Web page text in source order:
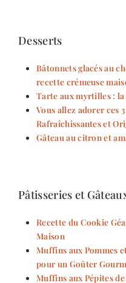
Desserts
Bâtonnets glacés au
recette crémeuse
Tarte aux myrtilles :
Vous allez adorer ces
Rafraîchissantes et
Gâteau au citron et
Pâtisseries et
Recette du Cookie
Maison
Muffins aux Pommes
pour un Goûter
Muffins aux Pépites